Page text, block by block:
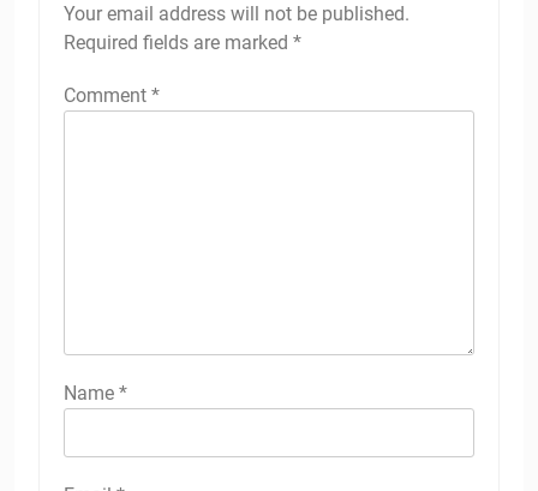
Your email address will not be published.
Required fields are marked *
Comment *
Name *